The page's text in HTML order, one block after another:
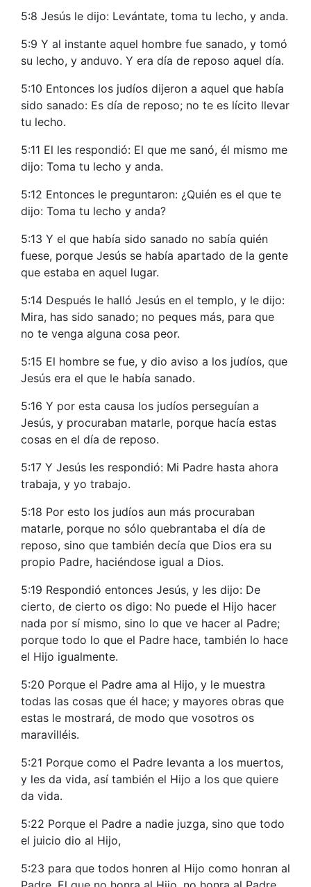
5:8 Jesús le dijo: Levántate, toma tu lecho, y anda.
5:9 Y al instante aquel hombre fue sanado, y tomó
su lecho, y anduvo. Y era día de reposo aquel día.
5:10 Entonces los judíos dijeron a aquel que había
sido sanado: Es día de reposo; no te es lícito llevar
tu lecho.
5:11 El les respondió: El que me sanó, él mismo me
dijo: Toma tu lecho y anda.
5:12 Entonces le preguntaron: ¿Quién es el que te
dijo: Toma tu lecho y anda?
5:13 Y el que había sido sanado no sabía quién
fuese, porque Jesús se había apartado de la gente
que estaba en aquel lugar.
5:14 Después le halló Jesús en el templo, y le dijo:
Mira, has sido sanado; no peques más, para que
no te venga alguna cosa peor.
5:15 El hombre se fue, y dio aviso a los judíos, que
Jesús era el que le había sanado.
5:16 Y por esta causa los judíos perseguían a
Jesús, y procuraban matarle, porque hacía estas
cosas en el día de reposo.
5:17 Y Jesús les respondió: Mi Padre hasta ahora
trabaja, y yo trabajo.
5:18 Por esto los judíos aun más procuraban
matarle, porque no sólo quebrantaba el día de
reposo, sino que también decía que Dios era su
propio Padre, haciéndose igual a Dios.
5:19 Respondió entonces Jesús, y les dijo: De
cierto, de cierto os digo: No puede el Hijo hacer
nada por sí mismo, sino lo que ve hacer al Padre;
porque todo lo que el Padre hace, también lo hace
el Hijo igualmente.
5:20 Porque el Padre ama al Hijo, y le muestra
todas las cosas que él hace; y mayores obras que
estas le mostrará, de modo que vosotros os
maravilléis.
5:21 Porque como el Padre levanta a los muertos,
y les da vida, así también el Hijo a los que quiere
da vida.
5:22 Porque el Padre a nadie juzga, sino que todo
el juicio dio al Hijo,
5:23 para que todos honren al Hijo como honran al